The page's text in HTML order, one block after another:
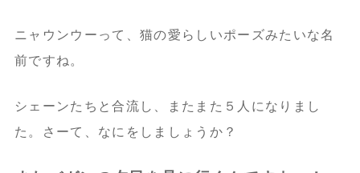
ニャウンウーって、猫の愛らしいポーズみたいな名
前ですね。
シェーンたちと合流し、またまた５人になりまし
た。さーて、なにをしましょうか？